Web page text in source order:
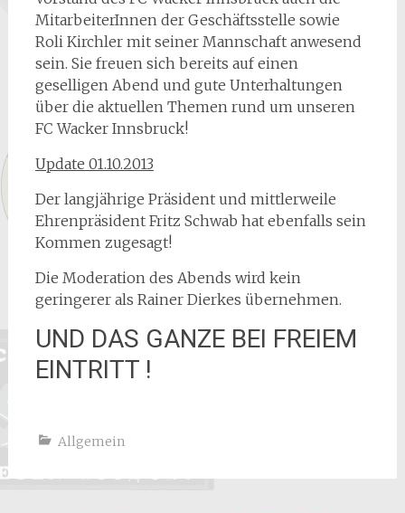
MitarbeiterInnen der Geschäftsstelle sowie
Roli Kirchler mit seiner Mannschaft anwesend
sein. Sie freuen sich bereits auf einen
geselligen Abend und gute Unterhaltungen
über die aktuellen Themen rund um unseren
FC Wacker Innsbruck!
Update 01.10.2013
Der langjährige Präsident und mittlerweile
Ehrenpräsident Fritz Schwab hat ebenfalls sein
Kommen zugesagt!
Die Moderation des Abends wird kein
geringerer als Rainer Dierkes übernehmen.
UND DAS GANZE BEI FREIEM
EINTRITT !
Allgemein